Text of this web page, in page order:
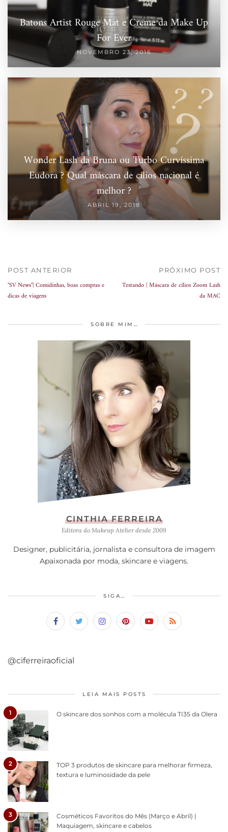
Batons Artist Rouge Mat e Creme da Make Up
For Ever
NOVEMBRO 23, 2016
Wonder Lash da Bruna ou Turbo Curvíssima
Eudora ? Qual máscara de cílios nacional é
melhor ?
ABRIL 19, 2018
POST ANTERIOR
"SV News"| Comidinhas, boas compras e
dicas de viagens
PRÓXIMO POST
Testando | Máscara de cílios Zoom Lash
da MAC
SOBRE MIM…
CINTHIA FERREIRA
Editora do Makeup Atelier desde 2009
Designer, publicitária, jornalista e consultora de imagem
Apaixonada por moda, skincare e viagens.
SIGA…
@ciferreiraoficial
LEIA MAIS POSTS
1 O skincare dos sonhos com a molécula TI35 da Olera
2
TOP 3 produtos de skincare para melhorar firmeza,
textura e luminosidade da pele
3
Cosméticos Favoritos do Mês (Março e Abril) |
Maquiagem, skincare e cabelos